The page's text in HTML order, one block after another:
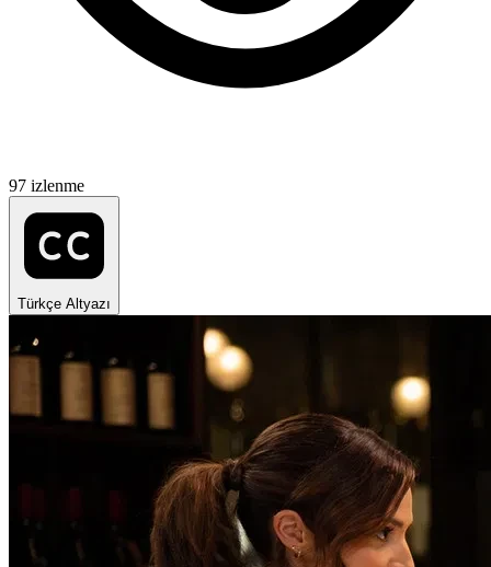
97 izlenme
Türkçe Altyazı